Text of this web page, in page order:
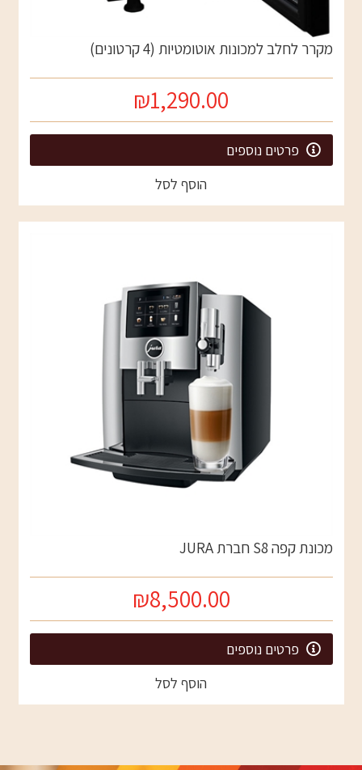
מקרר לחלב למכונות אוטומטיות (4 קרטונים)
₪1,290.00
פרטים נוספים
הוסף לסל
מכונת קפה S8 חברת JURA
₪8,500.00
פרטים נוספים
הוסף לסל